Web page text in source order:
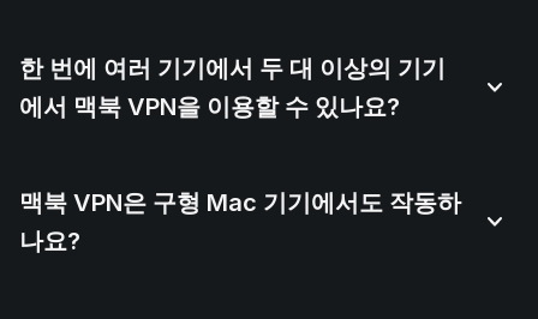
한 번에 여러 기기에서 두 대 이상의 기기
에서 맥북 VPN을 이용할 수 있나요?
맥북 VPN은 구형 Mac 기기에서도 작동하
나요?